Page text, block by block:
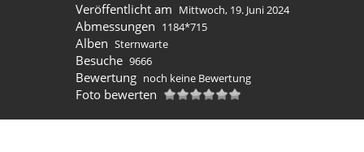
Veröffentlicht am Mittwoch, 19. Juni 2024
Abmessungen 1184*715
Alben Sternwarte
Besuche 9666
Bewertung noch keine Bewertung
Foto bewerten